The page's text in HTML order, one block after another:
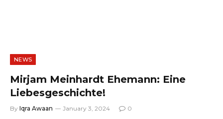
NEWS
Mirjam Meinhardt Ehemann: Eine
Liebesgeschichte!
By Iqra Awaan January 3, 2024 0